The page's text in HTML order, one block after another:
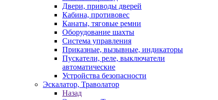
Двери, приводы дверей
Кабина, противовес
Канаты, тяговые ремни
Оборудование шахты
Система управления
Приказные, вызывные, индикаторы
Пускатели, реле, выключатели
автоматические
Устройства безопасности
Эскалатор, Траволатор
Назад